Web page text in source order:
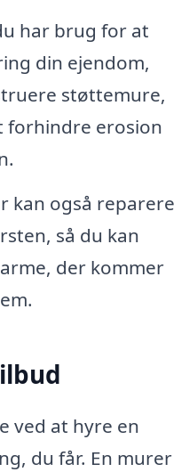
har brug for at
din ejendom,
støttemure,
forhindre erosion
kan også reparere
så du kan
der kommer
ved at hyre en
du får. En murer